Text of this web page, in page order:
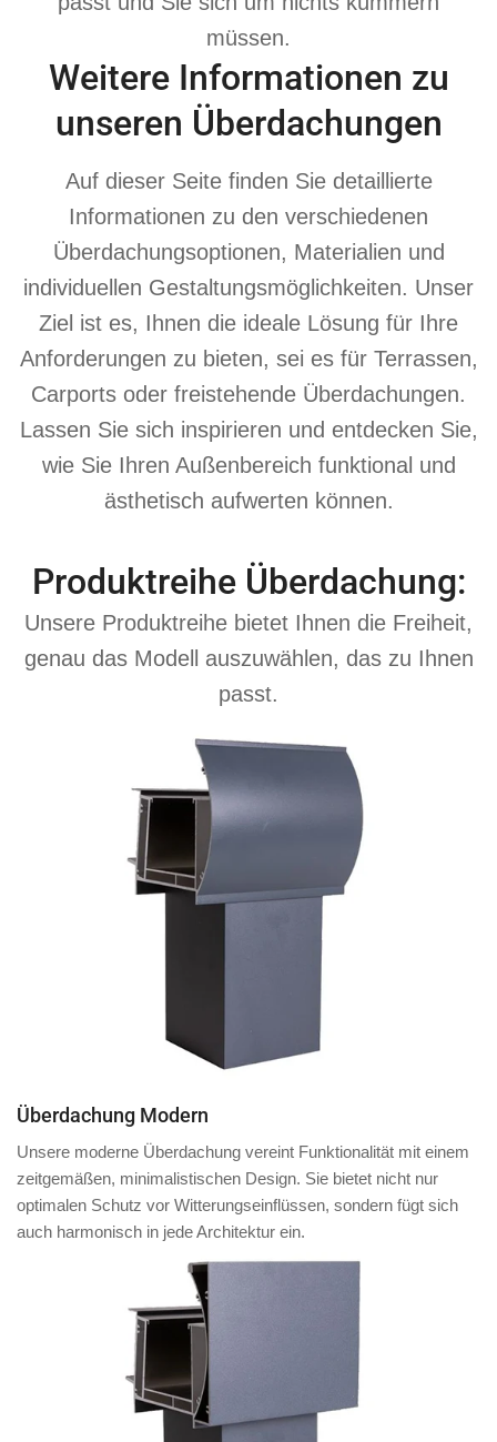
müssen.
Weitere Informationen zu
unseren Überdachungen
Auf dieser Seite finden Sie detaillierte
Informationen zu den verschiedenen
Überdachungsoptionen, Materialien und
individuellen Gestaltungsmöglichkeiten. Unser
Ziel ist es, Ihnen die ideale Lösung für Ihre
Anforderungen zu bieten, sei es für Terrassen,
Carports oder freistehende Überdachungen.
Lassen Sie sich inspirieren und entdecken Sie,
wie Sie Ihren Außenbereich funktional und
ästhetisch aufwerten können.
Produktreihe Überdachung:
Unsere Produktreihe bietet Ihnen die Freiheit,
genau das Modell auszuwählen, das zu Ihnen
passt.
Überdachung Modern
Unsere moderne Überdachung vereint Funktionalität mit einem
zeitgemäßen, minimalistischen Design. Sie bietet nicht nur
optimalen Schutz vor Witterungseinflüssen, sondern fügt sich
auch harmonisch in jede Architektur ein.